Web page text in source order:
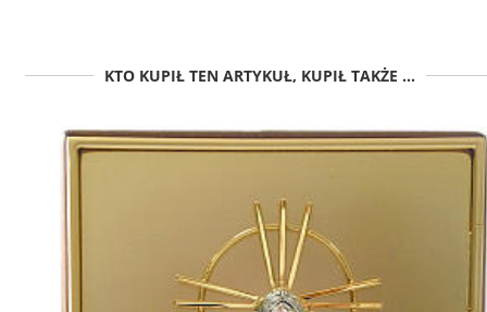
KTO KUPIŁ TEN ARTYKUŁ, KUPIŁ TAKŻE ...